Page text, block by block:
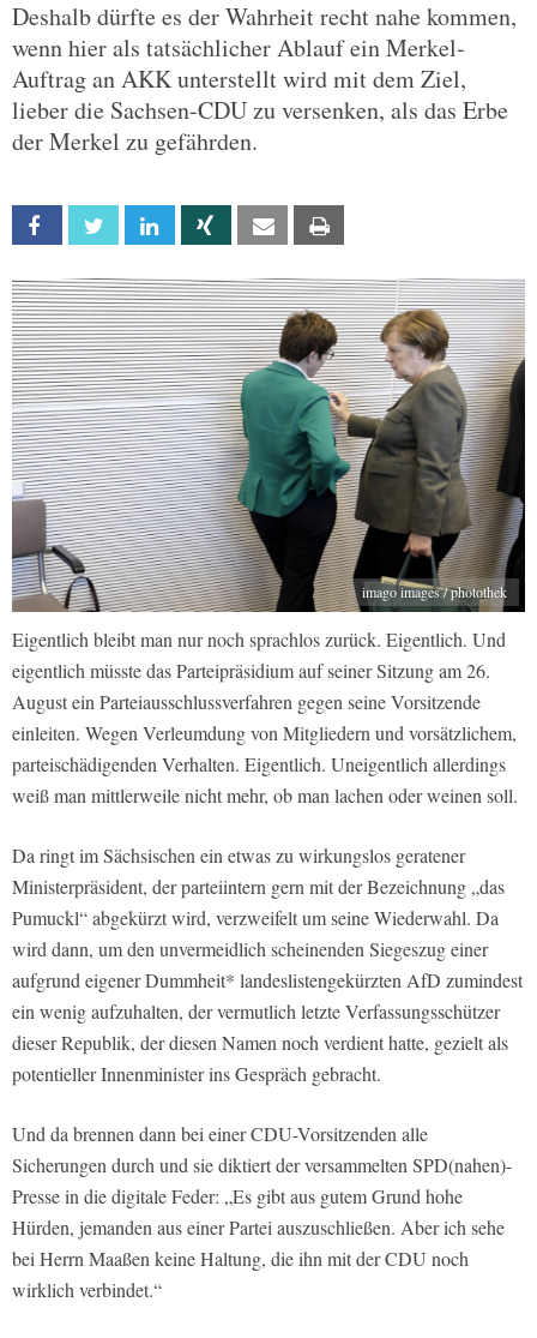
Deshalb dürfte es der Wahrheit recht nahe kommen,
wenn hier als tatsächlicher Ablauf ein Merkel-
Auftrag an AKK unterstellt wird mit dem Ziel,
lieber die Sachsen-CDU zu versenken, als das Erbe
der Merkel zu gefährden.
Facebook Twitter Linkedin Xing Email
imago images / photothek
Eigentlich bleibt man nur noch sprachlos zurück. Eigentlich. Und
eigentlich müsste das Parteipräsidium auf seiner Sitzung am 26.
August ein Parteiausschlussverfahren gegen seine Vorsitzende
einleiten. Wegen Verleumdung von Mitgliedern und vorsätzlichem,
parteischädigenden Verhalten. Eigentlich. Uneigentlich allerdings
weiß man mittlerweile nicht mehr, ob man lachen oder weinen soll.
Da ringt im Sächsischen ein etwas zu wirkungslos geratener
Ministerpräsident, der parteiintern gern mit der Bezeichnung „das
Pumuckl“ abgekürzt wird, verzweifelt um seine Wiederwahl. Da
wird dann, um den unvermeidlich scheinenden Siegeszug einer
aufgrund eigener Dummheit* landeslistengekürzten AfD zumindest
ein wenig aufzuhalten, der vermutlich letzte Verfassungsschützer
dieser Republik, der diesen Namen noch verdient hatte, gezielt als
potentieller Innenminister ins Gespräch gebracht.
Und da brennen dann bei einer CDU-Vorsitzenden alle
Sicherungen durch und sie diktiert der versammelten SPD(nahen)-
Presse in die digitale Feder: „Es gibt aus gutem Grund hohe
Hürden, jemanden aus einer Partei auszuschließen. Aber ich sehe
bei Herrn Maaßen keine Haltung, die ihn mit der CDU noch
wirklich verbindet.“